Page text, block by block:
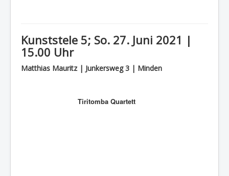
Kunststele 5; So. 27. Juni 2021 |
15.00 Uhr
Matthias Mauritz | Junkersweg 3 | Minden
Tiritomba Quartett